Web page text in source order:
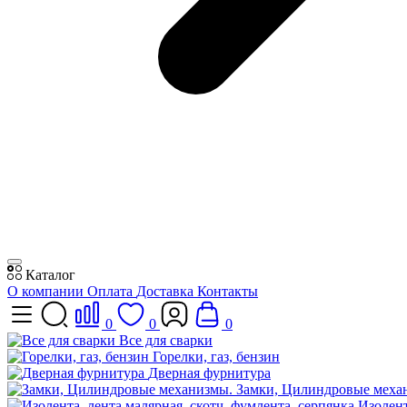
Каталог
О компании Оплата Доставка Контакты
0 0
0
Все для сварки
Горелки, газ, бензин
Дверная фурнитура
Замки, Цилиндровые